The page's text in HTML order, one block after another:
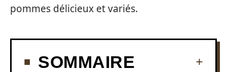
pommes délicieux et variés.
SOMMAIRE